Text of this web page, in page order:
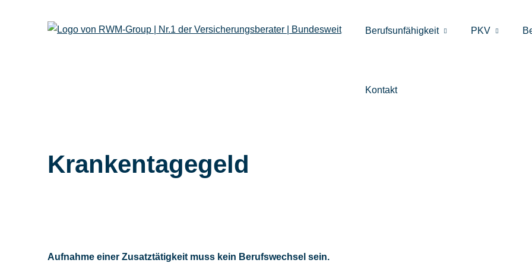
Berufsunfähigkeit PKV
Kontakt
Krankentagegeld
Aufnahme einer Zusatztätigkeit muss kein Berufswechsel sein.